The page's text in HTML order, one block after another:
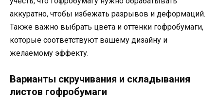
аккуратно, чтобы избежать разрывов и деформаций.
Также важно выбрать цвета и оттенки гофробумаги,
которые соответствуют вашему дизайну и
желаемому эффекту.
Варианты скручивания и складывания
листов гофробумаги